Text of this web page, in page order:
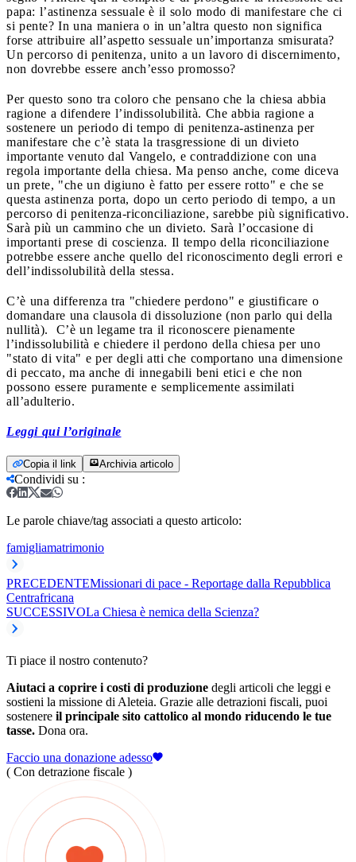
papa: l’astinenza sessuale è il solo modo di manifestare che ci
si pente? In una maniera o in un’altra questo non significa
forse attribuire all’aspetto sessuale un’importanza smisurata?
Un percorso di penitenza, unito a un lavoro di discernimento,
non dovrebbe essere anch’esso promosso?
Per questo sono tra coloro che pensano che la chiesa abbia
ragione a difendere l’indissolubilità. Che abbia ragione a
sostenere un periodo di tempo di penitenza-astinenza per
manifestare che c’è stata la trasgressione di un divieto
importante venuto dal Vangelo, e contraddizione con una
regola importante della chiesa. Ma penso anche, come diceva
un prete, "che un digiuno è fatto per essere rotto" e che se
questa astinenza porta, dopo un certo periodo di tempo, a un
percorso di penitenza-riconciliazione, sarebbe più significativo.
Sarà più un cammino che un divieto. Sarà l’occasione di
importanti prese di coscienza. Il tempo della riconciliazione
potrebbe essere anche quello del riconoscimento degli errori e
dell’indissolubilità della stessa.
C’è una differenza tra "chiedere perdono" e giustificare o
domandare una clausola di dissoluzione (non parlo qui della
nullità). C’è un legame tra il riconoscere pienamente
l’indissolubilità e chiedere il perdono della chiesa per uno
"stato di vita" e per degli atti che comportano una dimensione
di peccato, ma anche di innegabili beni etici e che non
possono essere puramente e semplicemente assimilati
all’adulterio.
Leggi qui l’originale
Copia il link Archivia articolo
Condividi su :
Le parole chiave/tag associati a questo articolo:
famigliamatrimonio
PRECEDENTEMissionari di pace - Reportage dalla Repubblica
Centrafricana
SUCCESSIVOLa Chiesa è nemica della Scienza?
Ti piace il nostro contenuto?
Aiutaci a coprire i costi di produzione degli articoli che leggi e
sostieni la missione di Aleteia. Grazie alle detrazioni fiscali, puoi
sostenere il principale sito cattolico al mondo riducendo le tue
tasse. Dona ora.
Faccio una donazione adesso
( Con detrazione fiscale )